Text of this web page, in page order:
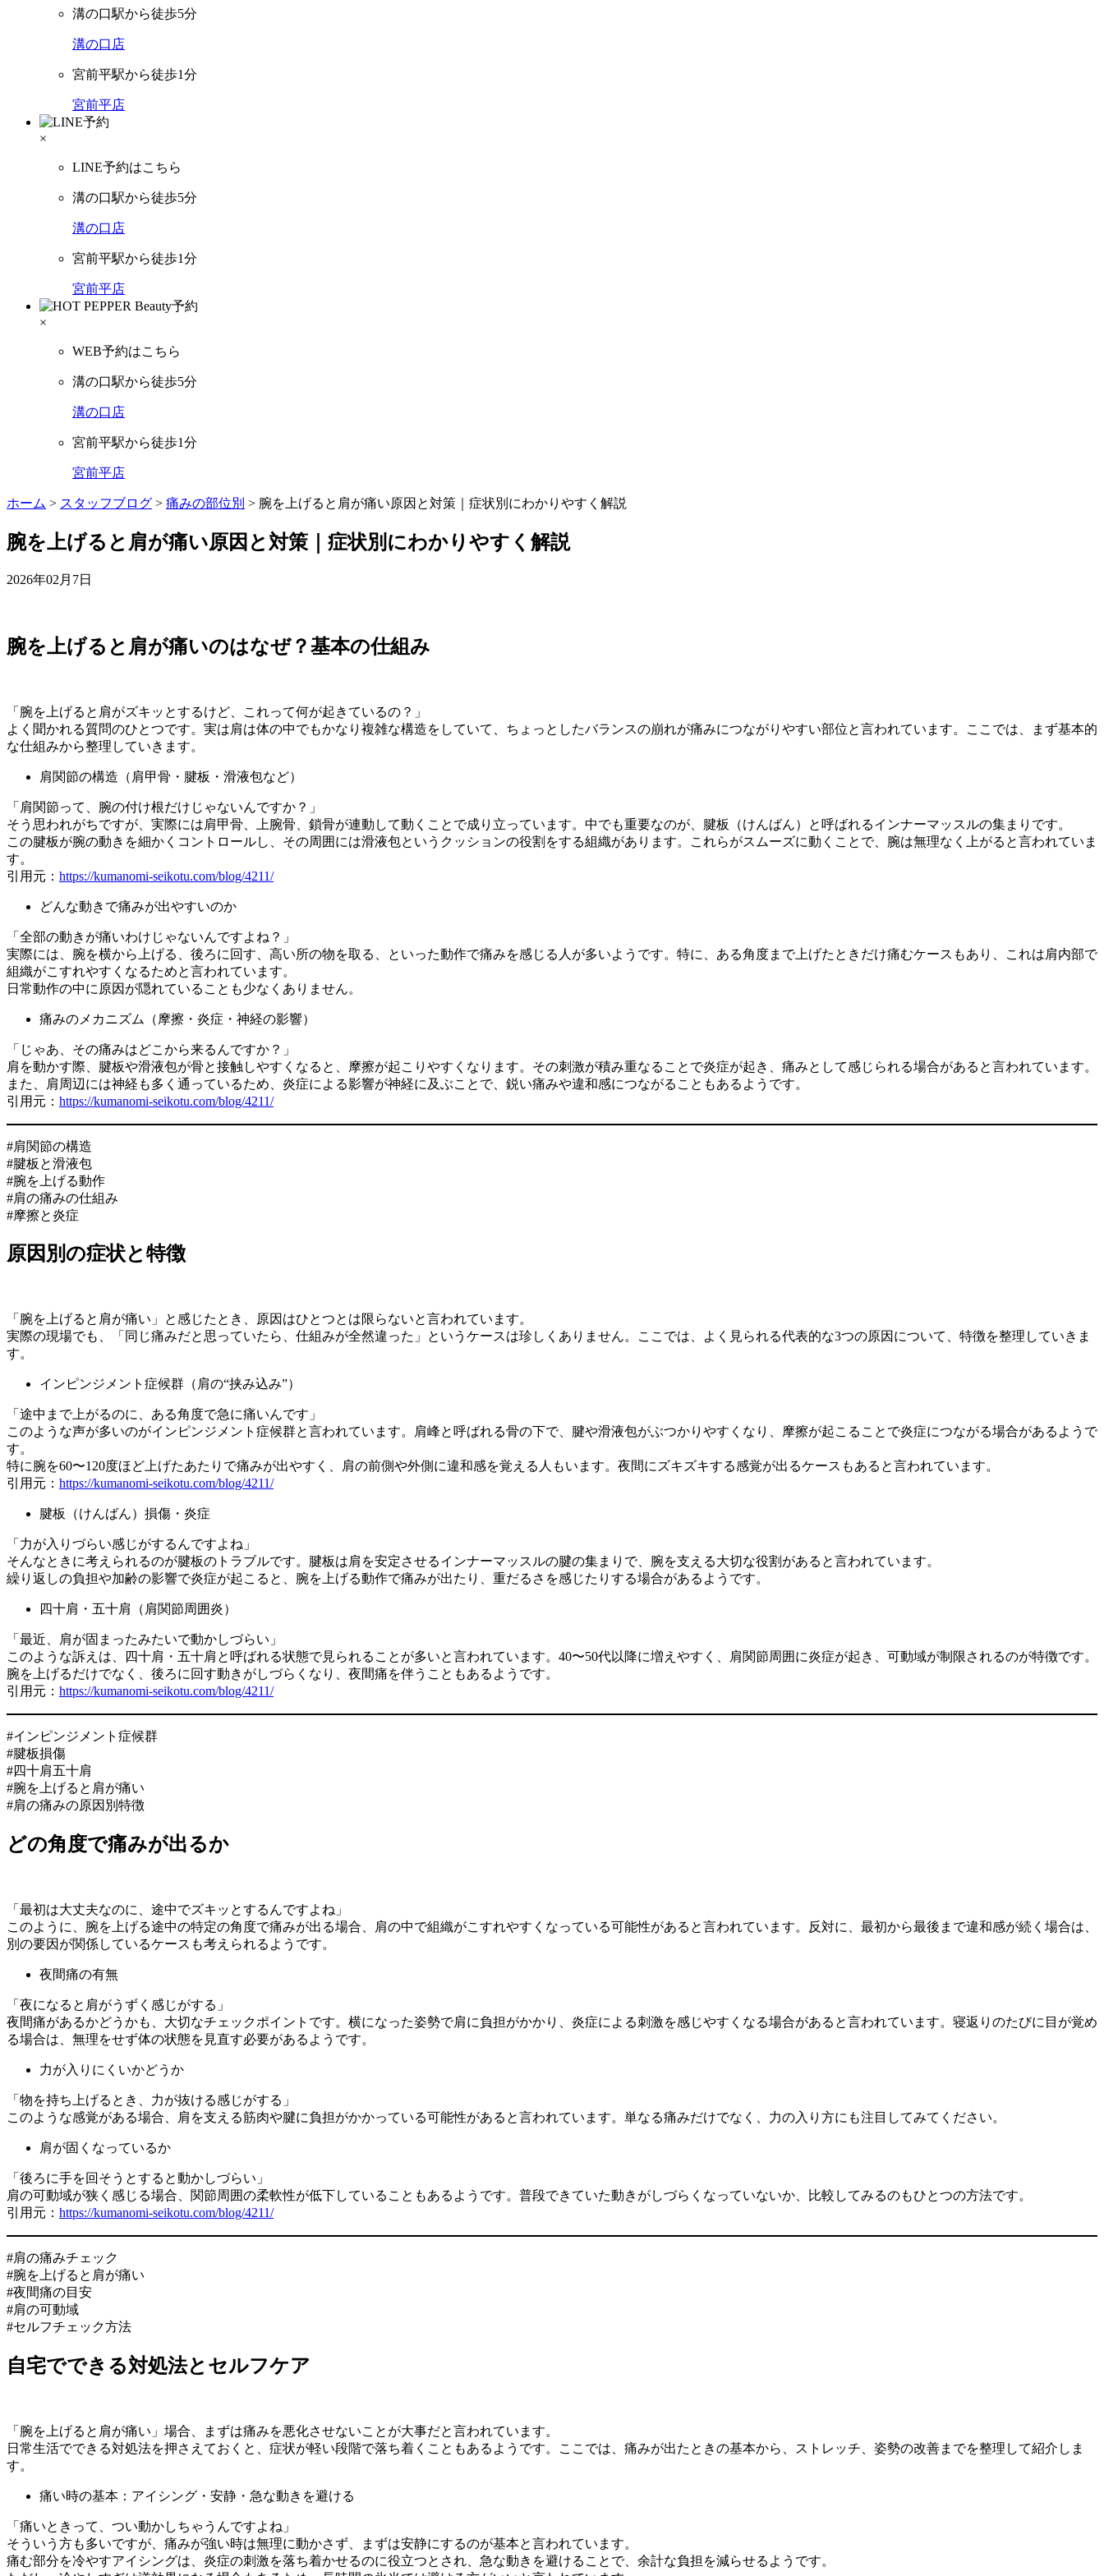
溝の口駅から徒歩5分
溝の口店
宮前平駅から徒歩1分
宮前平店
×
LINE予約はこちら
溝の口駅から徒歩5分
溝の口店
宮前平駅から徒歩1分
宮前平店
×
WEB予約はこちら
溝の口駅から徒歩5分
溝の口店
宮前平駅から徒歩1分
宮前平店
ホーム > スタッフブログ > 痛みの部位別 > 腕を上げると肩が痛い原因と対策｜症状別にわかりやすく解説
腕を上げると肩が痛い原因と対策｜症状別にわかりやすく解説
2026年02月7日
腕を上げると肩が痛いのはなぜ？基本の仕組み
「腕を上げると肩がズキッとするけど、これって何が起きているの？」
よく聞かれる質問のひとつです。実は肩は体の中でもかなり複雑な構造をしていて、ちょっとしたバランスの崩れが痛みにつながりやすい部位と言われています。ここでは、まず基本的
な仕組みから整理していきます。
肩関節の構造（肩甲骨・腱板・滑液包など）
「肩関節って、腕の付け根だけじゃないんですか？」
そう思われがちですが、実際には肩甲骨、上腕骨、鎖骨が連動して動くことで成り立っています。中でも重要なのが、腱板（けんばん）と呼ばれるインナーマッスルの集まりです。
この腱板が腕の動きを細かくコントロールし、その周囲には滑液包というクッションの役割をする組織があります。これらがスムーズに動くことで、腕は無理なく上がると言われていま
す。
引用元： https://kumanomi-seikotu.com/blog/4211/
どんな動きで痛みが出やすいのか
「全部の動きが痛いわけじゃないんですよね？」
実際には、腕を横から上げる、後ろに回す、高い所の物を取る、といった動作で痛みを感じる人が多いようです。特に、ある角度まで上げたときだけ痛むケースもあり、これは肩内部で
組織がこすれやすくなるためと言われています。
日常動作の中に原因が隠れていることも少なくありません。
痛みのメカニズム（摩擦・炎症・神経の影響）
「じゃあ、その痛みはどこから来るんですか？」
肩を動かす際、腱板や滑液包が骨と接触しやすくなると、摩擦が起こりやすくなります。その刺激が積み重なることで炎症が起き、痛みとして感じられる場合があると言われています。
また、肩周辺には神経も多く通っているため、炎症による影響が神経に及ぶことで、鋭い痛みや違和感につながることもあるようです。
引用元： https://kumanomi-seikotu.com/blog/4211/
#肩関節の構造
#腱板と滑液包
#腕を上げる動作
#肩の痛みの仕組み
#摩擦と炎症
原因別の症状と特徴
「腕を上げると肩が痛い」と感じたとき、原因はひとつとは限らないと言われています。
実際の現場でも、「同じ痛みだと思っていたら、仕組みが全然違った」というケースは珍しくありません。ここでは、よく見られる代表的な3つの原因について、特徴を整理していきま
す。
インピンジメント症候群（肩の“挟み込み”）
「途中まで上がるのに、ある角度で急に痛いんです」
このような声が多いのがインピンジメント症候群と言われています。肩峰と呼ばれる骨の下で、腱や滑液包がぶつかりやすくなり、摩擦が起こることで炎症につながる場合があるようで
す。
特に腕を60〜120度ほど上げたあたりで痛みが出やすく、肩の前側や外側に違和感を覚える人もいます。夜間にズキズキする感覚が出るケースもあると言われています。
引用元： https://kumanomi-seikotu.com/blog/4211/
腱板（けんばん）損傷・炎症
「力が入りづらい感じがするんですよね」
そんなときに考えられるのが腱板のトラブルです。腱板は肩を安定させるインナーマッスルの腱の集まりで、腕を支える大切な役割があると言われています。
繰り返しの負担や加齢の影響で炎症が起こると、腕を上げる動作で痛みが出たり、重だるさを感じたりする場合があるようです。
四十肩・五十肩（肩関節周囲炎）
「最近、肩が固まったみたいで動かしづらい」
このような訴えは、四十肩・五十肩と呼ばれる状態で見られることが多いと言われています。40〜50代以降に増えやすく、肩関節周囲に炎症が起き、可動域が制限されるのが特徴です。
腕を上げるだけでなく、後ろに回す動きがしづらくなり、夜間痛を伴うこともあるようです。
引用元： https://kumanomi-seikotu.com/blog/4211/
#インピンジメント症候群
#腱板損傷
#四十肩五十肩
#腕を上げると肩が痛い
#肩の痛みの原因別特徴
どの角度で痛みが出るか
「最初は大丈夫なのに、途中でズキッとするんですよね」
このように、腕を上げる途中の特定の角度で痛みが出る場合、肩の中で組織がこすれやすくなっている可能性があると言われています。反対に、最初から最後まで違和感が続く場合は、
別の要因が関係しているケースも考えられるようです。
夜間痛の有無
「夜になると肩がうずく感じがする」
夜間痛があるかどうかも、大切なチェックポイントです。横になった姿勢で肩に負担がかかり、炎症による刺激を感じやすくなる場合があると言われています。寝返りのたびに目が覚め
る場合は、無理をせず体の状態を見直す必要があるようです。
力が入りにくいかどうか
「物を持ち上げるとき、力が抜ける感じがする」
このような感覚がある場合、肩を支える筋肉や腱に負担がかかっている可能性があると言われています。単なる痛みだけでなく、力の入り方にも注目してみてください。
肩が固くなっているか
「後ろに手を回そうとすると動かしづらい」
肩の可動域が狭く感じる場合、関節周囲の柔軟性が低下していることもあるようです。普段できていた動きがしづらくなっていないか、比較してみるのもひとつの方法です。
引用元： https://kumanomi-seikotu.com/blog/4211/
#肩の痛みチェック
#腕を上げると肩が痛い
#夜間痛の目安
#肩の可動域
#セルフチェック方法
自宅でできる対処法とセルフケア
「腕を上げると肩が痛い」場合、まずは痛みを悪化させないことが大事だと言われています。
日常生活でできる対処法を押さえておくと、症状が軽い段階で落ち着くこともあるようです。ここでは、痛みが出たときの基本から、ストレッチ、姿勢の改善までを整理して紹介しま
す。
痛い時の基本：アイシング・安静・急な動きを避ける
「痛いときって、つい動かしちゃうんですよね」
そういう方も多いですが、痛みが強い時は無理に動かさず、まずは安静にするのが基本と言われています。
痛む部分を冷やすアイシングは、炎症の刺激を落ち着かせるのに役立つとされ、急な動きを避けることで、余計な負担を減らせるようです。